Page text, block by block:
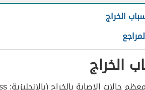
الخراج
الخراج